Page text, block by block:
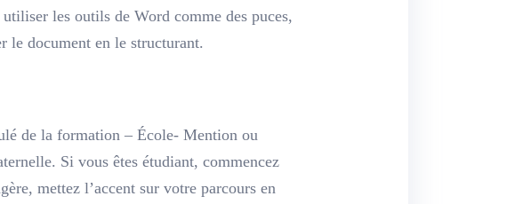
les outils de Word comme des puces,
le document en le structurant.
de la formation – École- Mention ou
Si vous êtes étudiant, commencez
mettez l’accent sur votre parcours en